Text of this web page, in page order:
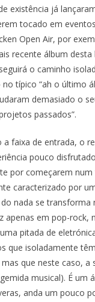
existência já
tocado em
Open Air, por
recente álbum desta
o caminho
no típico “ah o último
demasiado o
passados”.
a faixa de entrada, o
pouco
por começarem
caracterizado por
nada se transforma
apenas em pop-rock,
pitada de
que isoladamente
que neste caso, a
musical). É um
anda um pouco